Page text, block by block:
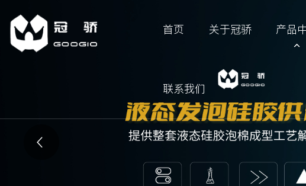
首页 关于冠骄 产品
联系我们
